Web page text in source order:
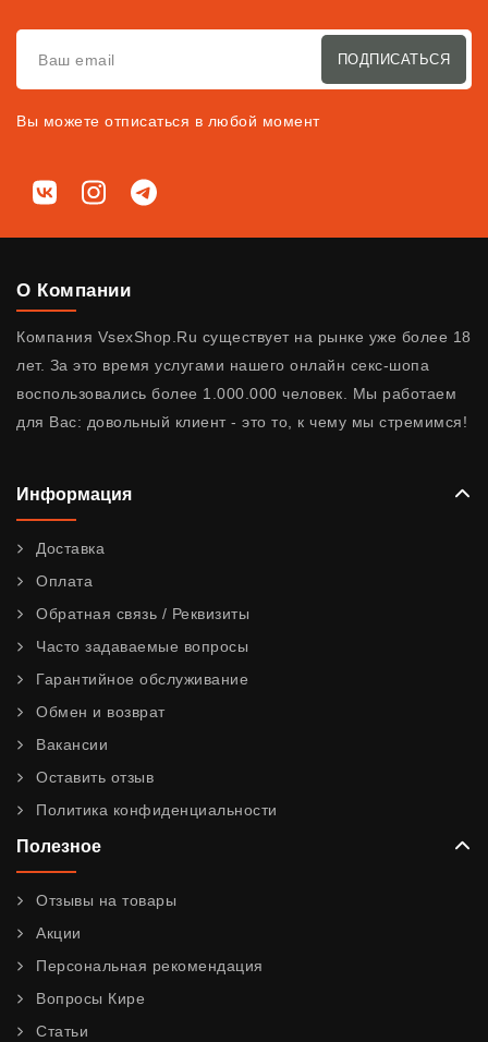
ПОДПИСАТЬСЯ
Вы можете отписаться в любой момент
Мы в соц. сетях
ВКонтактеInstagramTelegram
О Компании
Компания VsexShop.Ru существует на рынке уже более 18
лет. За это время услугами нашего онлайн секс-шопа
воспользовались более 1.000.000 человек. Мы работаем
для Вас: довольный клиент - это то, к чему мы стремимся!
Информация
Доставка
Оплата
Обратная связь / Реквизиты
Часто задаваемые вопросы
Гарантийное обслуживание
Обмен и возврат
Вакансии
Оставить отзыв
Политика конфиденциальности
Полезное
Отзывы на товары
Акции
Персональная рекомендация
Вопросы Кире
Статьи